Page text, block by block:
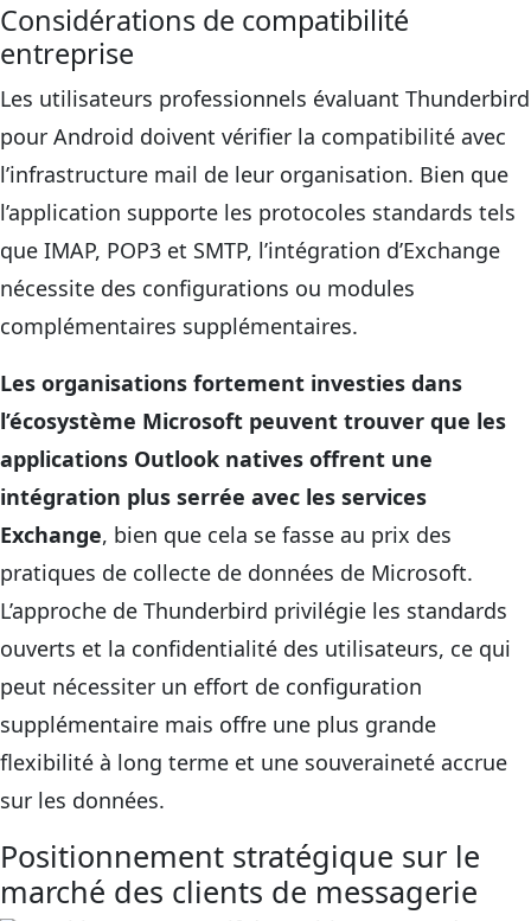
Considérations de compatibilité
entreprise
Les utilisateurs professionnels évaluant Thunderbird
pour Android doivent vérifier la compatibilité avec
l’infrastructure mail de leur organisation. Bien que
l’application supporte les protocoles standards tels
que IMAP, POP3 et SMTP, l’intégration d’Exchange
nécessite des configurations ou modules
complémentaires supplémentaires.
Les organisations fortement investies dans
l’écosystème Microsoft peuvent trouver que les
applications Outlook natives offrent une
intégration plus serrée avec les services
Exchange, bien que cela se fasse au prix des
pratiques de collecte de données de Microsoft.
L’approche de Thunderbird privilégie les standards
ouverts et la confidentialité des utilisateurs, ce qui
peut nécessiter un effort de configuration
supplémentaire mais offre une plus grande
flexibilité à long terme et une souveraineté accrue
sur les données.
Positionnement stratégique sur le
marché des clients de messagerie